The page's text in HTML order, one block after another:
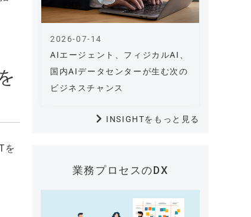
を
AIエージェント、フィジカルAI、
国内AIデータセンターが生む次の
ビジネスチャンス
2026-07-14
INSIGHTをもっと見る
業務プロセスのDX